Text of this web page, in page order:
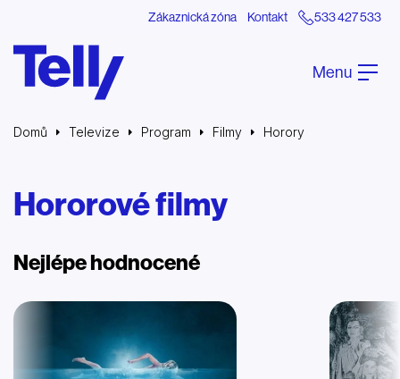
Zákaznická zóna Kontakt 533 427 533
Menu
Domů Televize Program Filmy Horory
Hororové filmy
Nejlépe hodnocené